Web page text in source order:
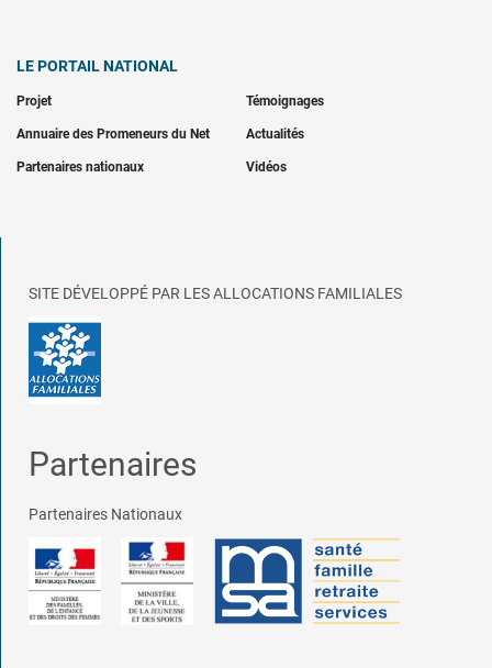
LE PORTAIL NATIONAL
Projet Témoignages
Annuaire des Promeneurs du Net Actualités
Partenaires nationaux Vidéos
SITE DÉVELOPPÉ PAR LES ALLOCATIONS FAMILIALES
Partenaires
Partenaires Nationaux